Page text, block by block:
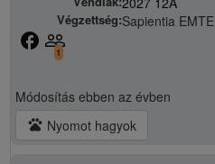
Végzettség:Sapientia EMTE
facebook people_outline
1
Módosítás ebben az évben
pets Nyomot hagyok